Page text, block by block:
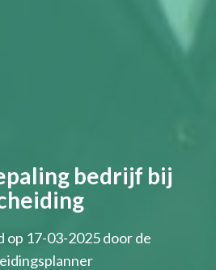
bedrijf bij
op 17-03-2025 door de